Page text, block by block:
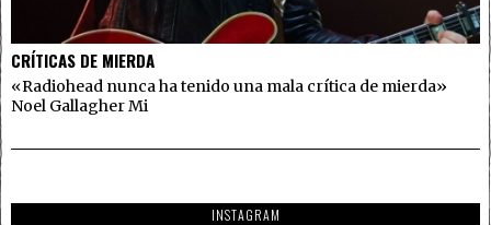
CRÍTICAS DE MIERDA
«Radiohead nunca ha tenido una mala crítica de mierda»
Noel Gallagher Mi
INSTAGRAM